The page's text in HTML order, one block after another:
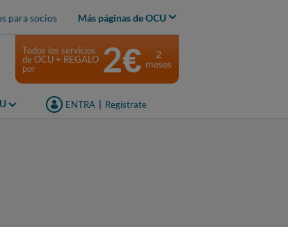
para socios Más páginas de OCU
ENTRA Regístrate
Todos los servicios
de OCU + REGALO
por
2€
2
meses